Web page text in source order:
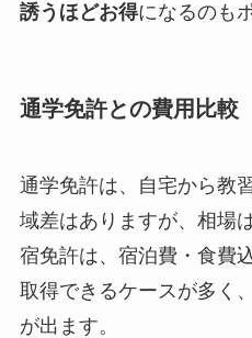
誘うほどお得になるのも
通学免許との費用比較
通学免許は、自宅から教
域差はありますが、相場
宿免許は、宿泊費・食費
取得できるケースが多く
が出ます。